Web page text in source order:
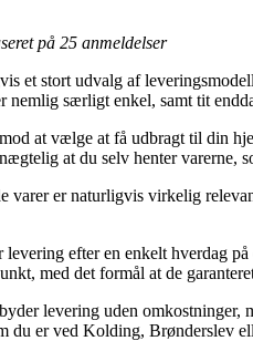
på 25 anmeldelser
et stort udvalg af
nemlig særligt enkel, samt tit
at vælge at få udbragt til din
at du selv henter varerne,
varer er naturligvis virkelig
levering efter en enkelt hverdag
med det formål at de
levering uden omkostninger,
du er ved Kolding, Brønderslev